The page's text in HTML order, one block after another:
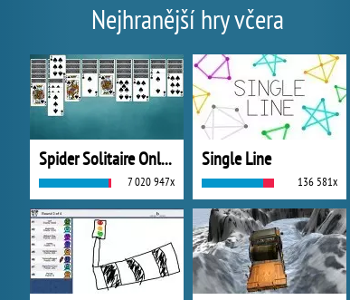
Nejhranější hry včera
Spider Solitaire Online
7 020 947x
Single Line
136 581x